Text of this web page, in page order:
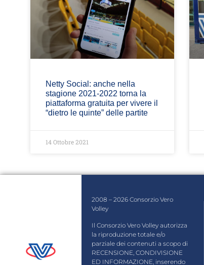
Netty Social: anche nella
stagione 2021-2022 torna la
piattaforma gratuita per vivere il
“dietro le quinte” delle partite
14 Ottobre 2021
2008 – 2026 Consorzio Vero
Volley
Il Consorzio Vero Volley autorizza
la riproduzione totale e/o
parziale dei contenuti a scopo di
RECENSIONE, CONDIVISIONE
ED INFORMAZIONE, inserendo